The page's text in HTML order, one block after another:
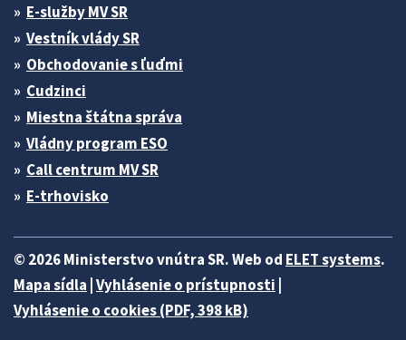
E-služby MV SR
Vestník vlády SR
Obchodovanie s ľuďmi
Cudzinci
Miestna štátna správa
Vládny program ESO
Call centrum MV SR
E-trhovisko
© 2026 Ministerstvo vnútra SR. Web od ELET systems.
Mapa sídla Vyhlásenie o prístupnosti
Vyhlásenie o cookies (PDF, 398 kB)